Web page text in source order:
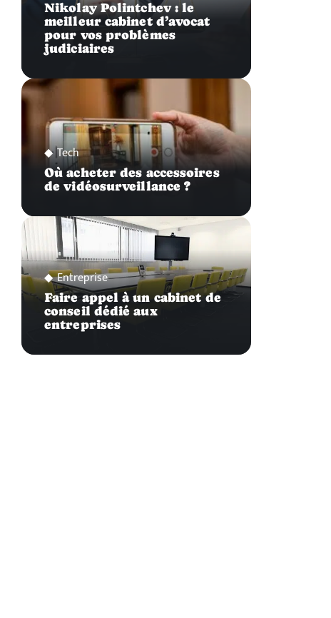
Nikolay Polintchev : le
meilleur cabinet d’avocat
pour vos problèmes
judiciaires
Tech
Où acheter des accessoires
de vidéosurveillance ?
Entreprise
Faire appel à un cabinet de
conseil dédié aux
entreprises